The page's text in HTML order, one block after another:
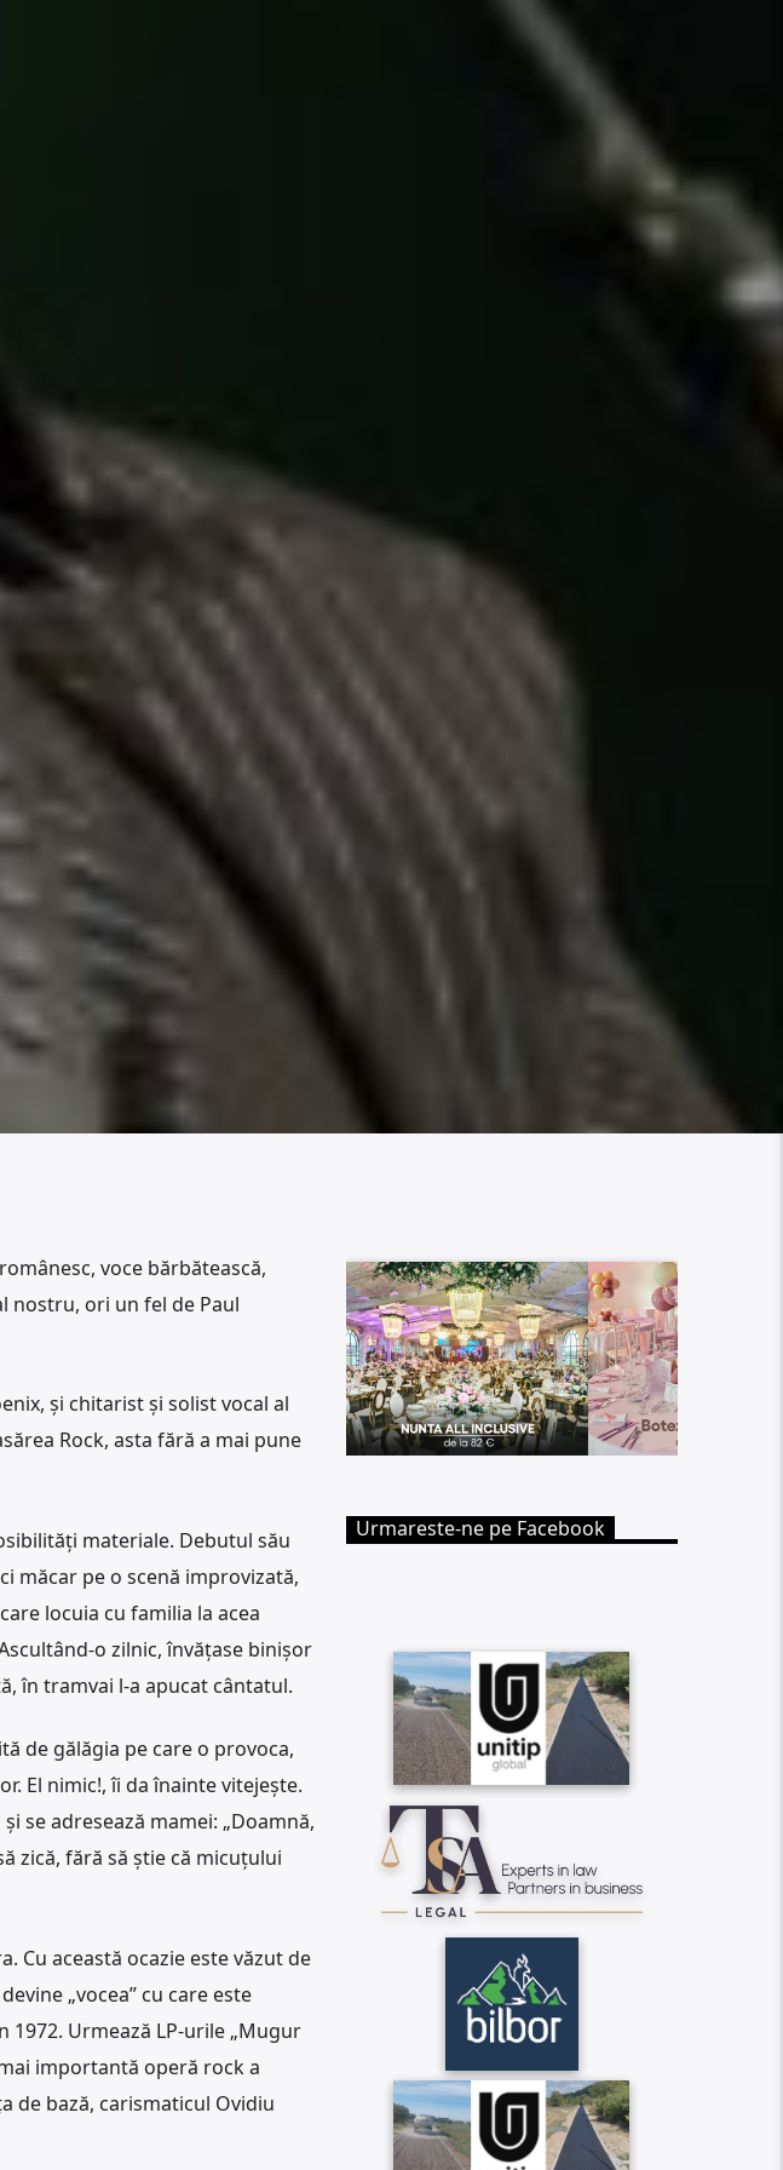
voce bărbătească,
nostru, ori un fel de Paul
și chitarist și solist vocal al
Rock, asta fără a mai pune
materiale. Debutul său
măcar pe o scenă improvizată,
locuia cu familia la acea
o zilnic, învățase binișor
în tramvai l-a apucat cântatul.
de gălăgia pe care o provoca,
El nimic!, îi da înainte vitejește.
se adresează mamei: „Doamnă,
zică, fără să știe că micuțului
Cu această ocazie este văzut de
„vocea” cu care este
Urmează LP-urile „Mugur
importantă operă rock a
de bază, carismaticul Ovidiu
Urmareste-ne pe Facebook